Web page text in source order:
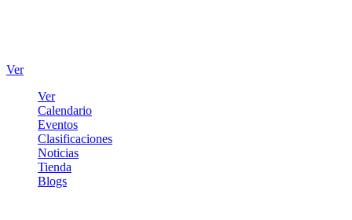
Ver
Ver
Calendario
Eventos
Clasificaciones
Noticias
Tienda
Blogs